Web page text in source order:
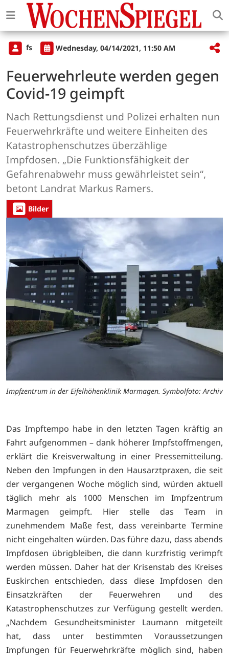
fs Wednesday, 04/14/2021, 11:50 AM
Feuerwehrleute werden gegen
Covid-19 geimpft
Nach Rettungsdienst und Polizei erhalten nun
Feuerwehrkräfte und weitere Einheiten des
Katastrophenschutzes überzählige
Impfdosen. „Die Funktionsfähigkeit der
Gefahrenabwehr muss gewährleistet sein“,
betont Landrat Markus Ramers.
Bilder
Impfzentrum in der Eifelhöhenklinik Marmagen. Symbolfoto: Archiv
Das Impftempo habe in den letzten Tagen kräftig an
Fahrt aufgenommen – dank höherer Impfstoffmengen,
erklärt die Kreisverwaltung in einer Pressemitteilung.
Neben den Impfungen in den Hausarztpraxen, die seit
der vergangenen Woche möglich sind, würden aktuell
täglich mehr als 1000 Menschen im Impfzentrum
Marmagen geimpft. Hier stelle das Team in
zunehmendem Maße fest, dass vereinbarte Termine
nicht eingehalten würden. Das führe dazu, dass abends
Impfdosen übrigbleiben, die dann kurzfristig verimpft
werden müssen. Daher hat der Krisenstab des Kreises
Euskirchen entschieden, dass diese Impfdosen den
Einsatzkräften der Feuerwehren und des
Katastrophenschutzes zur Verfügung gestellt werden.
„Nachdem Gesundheitsminister Laumann mitgeteilt
hat, dass unter bestimmten Voraussetzungen
Impfungen für Feuerwehrkräfte möglich sind, haben